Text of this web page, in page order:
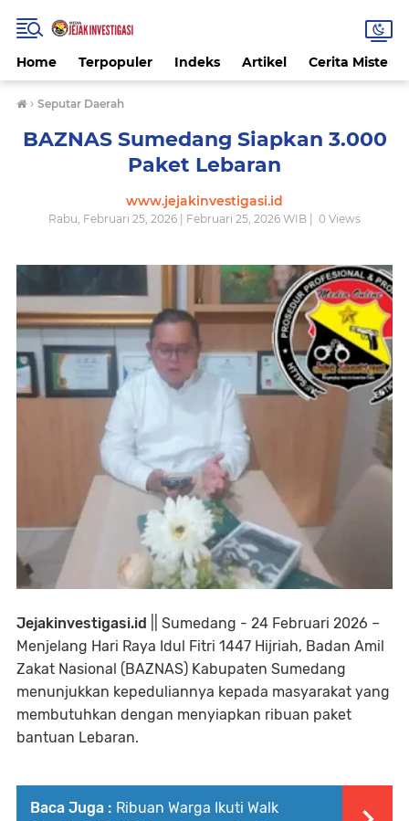
Home Terpopuler Indeks Artikel Cerita Misteri
› Seputar Daerah
BAZNAS Sumedang Siapkan 3.000
Paket Lebaran
www.jejakinvestigasi.id
Rabu, Februari 25, 2026 | Februari 25, 2026 WIB | 0 Views
Jejakinvestigasi.id
|| Sumedang - 24 Februari 2026 –
Menjelang Hari Raya Idul Fitri 1447 Hijriah, Badan Amil
Zakat Nasional (BAZNAS) Kabupaten Sumedang
menunjukkan kepeduliannya kepada masyarakat yang
membutuhkan dengan menyiapkan ribuan paket
bantuan Lebaran.
Baca Juga : Ribuan Warga Ikuti Walk